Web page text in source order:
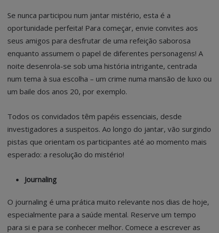
Se nunca participou num jantar mistério, esta é a
oportunidade perfeita! Para começar, envie convites aos
seus amigos para desfrutar de uma refeição saborosa
enquanto assumem o papel de diferentes personagens! A
noite desenrola-se sob uma história intrigante, centrada
num tema à sua escolha – um crime numa mansão de luxo ou
um baile dos anos 20, por exemplo.
Todos os convidados têm papéis essenciais, desde
investigadores a suspeitos. Ao longo do jantar, vão surgindo
pistas que orientam os participantes até ao momento mais
esperado: a resolução do mistério!
Journaling
O journaling é uma prática muito relevante nos dias de hoje,
especialmente para a saúde mental. Reserve um tempo
para si e para se conhecer melhor. Comece a escrever as